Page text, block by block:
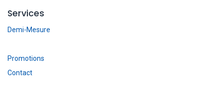
Services
Demi-Mesure
Promotions
Contact